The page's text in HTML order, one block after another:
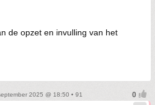
de opzet en invulling van het
2025 @ 18:50 • 91